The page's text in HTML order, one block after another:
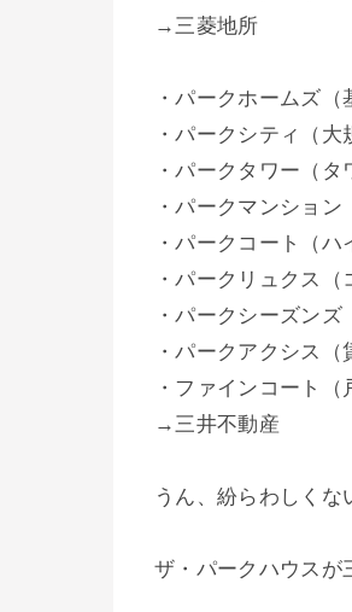
→三菱地所
・パークホームズ（
・パークシティ（大
・パークタワー（タ
・パークマンション
・パークコート（ハ
・パークリュクス（
・パークシーズンズ
・パークアクシス（
・ファインコート（
→三井不動産
うん、紛らわしくな
ザ・パークハウスが